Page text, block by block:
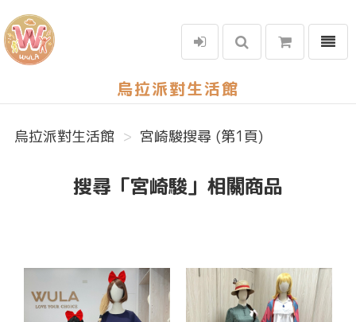
烏拉派對生活館
選單
烏拉派對生活館 宮崎駿搜尋 (第1頁)
搜尋「宮崎駿」相關商品